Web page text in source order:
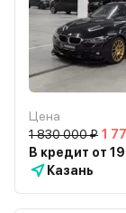
Цена
1 830 000 ₽ 1
В кредит от
Казань